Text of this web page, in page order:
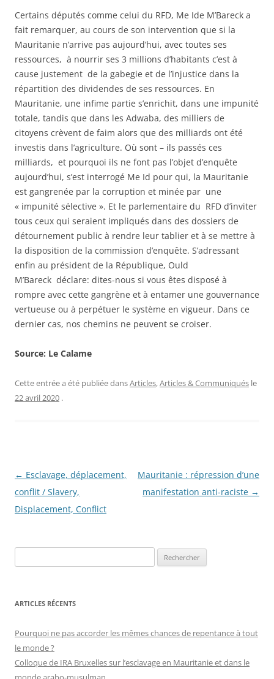
Certains députés comme celui du RFD, Me Ide M’Bareck a
fait remarquer, au cours de son intervention que si la
Mauritanie n’arrive pas aujourd’hui, avec toutes ses
ressources, à nourrir ses 3 millions d’habitants c’est à
cause justement de la gabegie et de l’injustice dans la
répartition des dividendes de ses ressources. En
Mauritanie, une infime partie s’enrichit, dans une impunité
totale, tandis que dans les Adwaba, des milliers de
citoyens crèvent de faim alors que des milliards ont été
investis dans l’agriculture. Où sont – ils passés ces
milliards, et pourquoi ils ne font pas l’objet d’enquête
aujourd’hui, s’est interrogé Me Id pour qui, la Mauritanie
est gangrenée par la corruption et minée par une
« impunité sélective ». Et le parlementaire du RFD d’inviter
tous ceux qui seraient impliqués dans des dossiers de
détournement public à rendre leur tablier et à se mettre à
la disposition de la commission d’enquête. S’adressant
enfin au président de la République, Ould
M’Bareck déclare: dites-nous si vous êtes disposé à
rompre avec cette gangrène et à entamer une gouvernance
vertueuse ou à perpétuer le système en vigueur. Dans ce
dernier cas, nos chemins ne peuvent se croiser.
Source: Le Calame
Cette entrée a été publiée dansArticles,Articles & Communiqués le
22 avril 2020 .
Navigation
des
articles
← Esclavage, déplacement,
conflit / Slavery,
Displacement, Conflict
Mauritanie : répression d’une
manifestation anti-raciste →
e
h
r
c
h
ARTICLES RÉCENTS
Pourquoi ne pas accorder les mêmes chances de repentance à tout
le monde ?
Colloque de IRA Bruxelles sur l’esclavage en Mauritanie et dans le